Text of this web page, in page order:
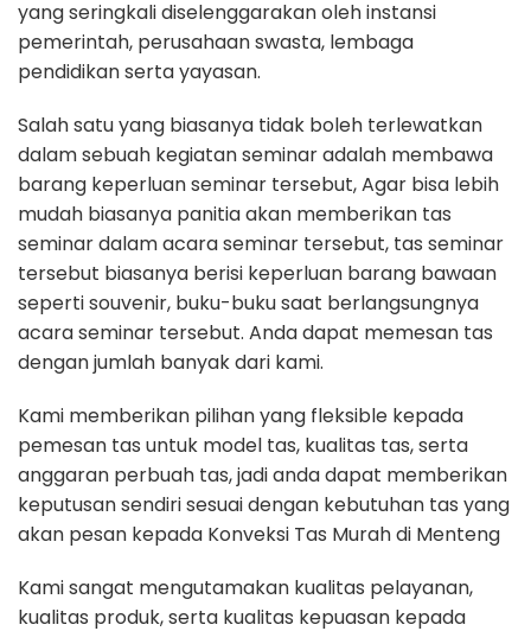
yang seringkali diselenggarakan oleh instansi
pemerintah, perusahaan swasta, lembaga
pendidikan serta yayasan.
Salah satu yang biasanya tidak boleh terlewatkan
dalam sebuah kegiatan seminar adalah membawa
barang keperluan seminar tersebut, Agar bisa lebih
mudah biasanya panitia akan memberikan tas
seminar dalam acara seminar tersebut, tas seminar
tersebut biasanya berisi keperluan barang bawaan
seperti souvenir, buku-buku saat berlangsungnya
acara seminar tersebut. Anda dapat memesan tas
dengan jumlah banyak dari kami.
Kami memberikan pilihan yang fleksible kepada
pemesan tas untuk model tas, kualitas tas, serta
anggaran perbuah tas, jadi anda dapat memberikan
keputusan sendiri sesuai dengan kebutuhan tas yang
akan pesan kepada Konveksi Tas Murah di Menteng
Kami sangat mengutamakan kualitas pelayanan,
kualitas produk, serta kualitas kepuasan kepada